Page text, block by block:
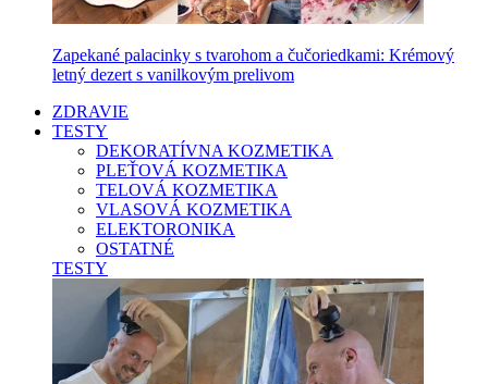
Zapekané palacinky s tvarohom a čučoriedkami: Krémový
letný dezert s vanilkovým prelivom
ZDRAVIE
TESTY
DEKORATÍVNA KOZMETIKA
PLEŤOVÁ KOZMETIKA
TELOVÁ KOZMETIKA
VLASOVÁ KOZMETIKA
ELEKTORONIKA
OSTATNÉ
TESTY